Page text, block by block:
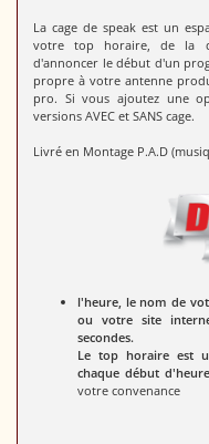
La cage de speak est un
votre top horaire, de la
d'annoncer le début d'un
propre à votre antenne
pro. Si vous ajoutez une
versions AVEC et SANS cage.
Livré en Montage P.A.D
l'heure, le nom de
ou votre site
secondes.
Le top horaire est
chaque début
votre convenance